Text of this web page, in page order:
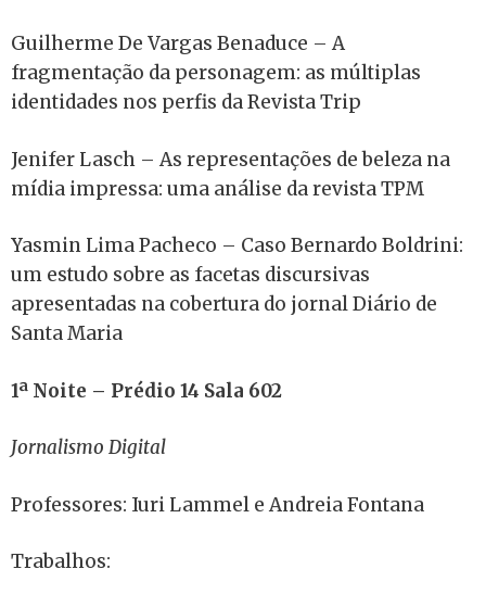
Guilherme De Vargas Benaduce – A
fragmentação da personagem: as múltiplas
identidades nos perfis da Revista Trip
Jenifer Lasch – As representações de beleza na
mídia impressa: uma análise da revista TPM
Yasmin Lima Pacheco – Caso Bernardo Boldrini:
um estudo sobre as facetas discursivas
apresentadas na cobertura do jornal Diário de
Santa Maria
1ª Noite – Prédio 14 Sala 602
Jornalismo Digital
Professores: Iuri Lammel e Andreia Fontana
Trabalhos: